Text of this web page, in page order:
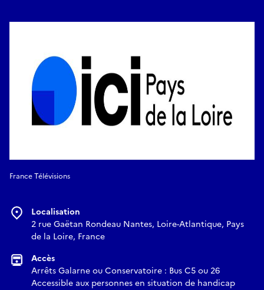
France Télévisions
Localisation
2 rue Gaëtan Rondeau Nantes, Loire-Atlantique, Pays
de la Loire, France
Accès
Arrêts Galarne ou Conservatoire : Bus C5 ou 26
Accessible aux personnes en situation de handicap